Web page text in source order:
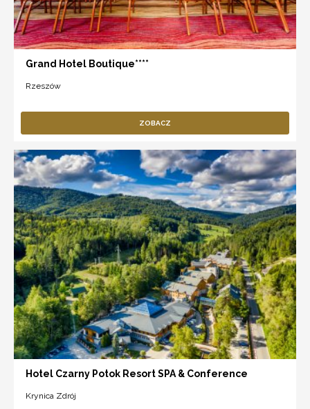
Grand Hotel Boutique****
Rzeszów
ZOBACZ
Hotel Czarny Potok Resort SPA & Conference
Krynica Zdrój